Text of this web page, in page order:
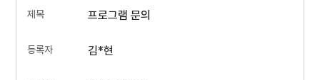
프로그램 문의
김*현